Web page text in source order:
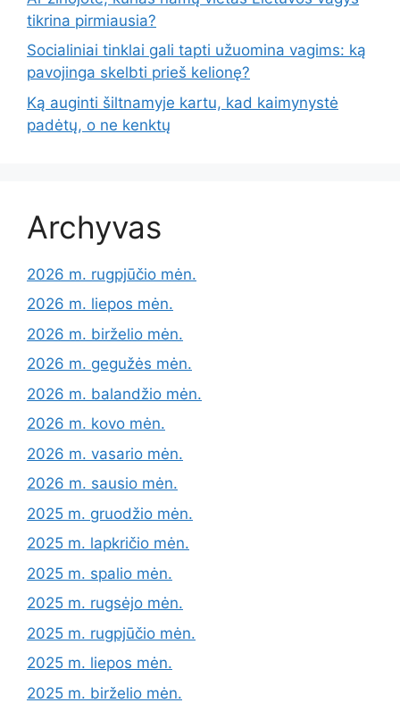
tikrina pirmiausia?
Socialiniai tinklai gali tapti užuomina vagims: ką
pavojinga skelbti prieš kelionę?
Ką auginti šiltnamyje kartu, kad kaimynystė
padėtų, o ne kenktų
Archyvas
2026 m. rugpjūčio mėn.
2026 m. liepos mėn.
2026 m. birželio mėn.
2026 m. gegužės mėn.
2026 m. balandžio mėn.
2026 m. kovo mėn.
2026 m. vasario mėn.
2026 m. sausio mėn.
2025 m. gruodžio mėn.
2025 m. lapkričio mėn.
2025 m. spalio mėn.
2025 m. rugsėjo mėn.
2025 m. rugpjūčio mėn.
2025 m. liepos mėn.
2025 m. birželio mėn.